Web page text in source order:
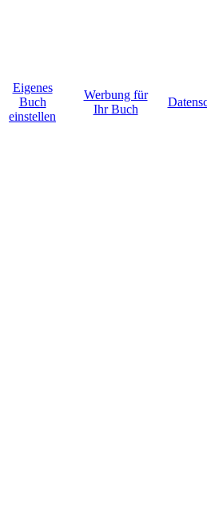
Eigenes
Buch
einstellen
Werbung für
Ihr Buch